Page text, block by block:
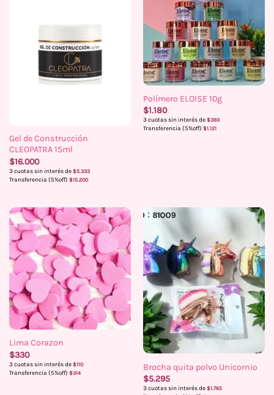
Gel de Construcción
CLEOPATRA 15ml
$16.000
3 cuotas sin interés de $5.333
Transferencia (5%off) $15.200
Polímero ELOISE 10g
$1.180
3 cuotas sin interés de $393
Transferencia (5%off) $1.121
Lima Corazon
$330
3 cuotas sin interés de $110
Transferencia (5%off) $314
Brocha quita polvo Unicornio
$5.295
3 cuotas sin interés de $1.765